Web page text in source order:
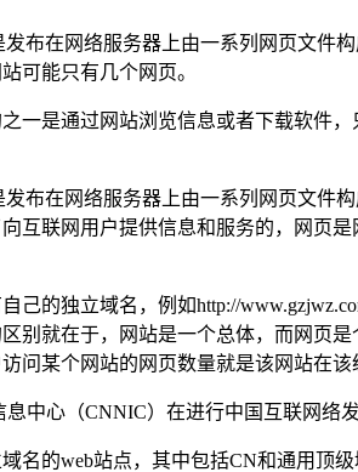
布在网络服务器上由一系列网页文件
可能只有几个网页。
是通过网站浏览信息或者下载软件，
布在网络服务器上由一系列网页文件
互联网用户提供信息和服务的，网页
的独立域名，例如http://
别就在于，网站是一个总体，而网页
问某个网站的网页数量就是该网站在该
心（CNNIC）在进行中国互联网络发
的web站点，其中包括CN和通用顶级